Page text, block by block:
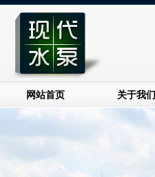
网站首页 关于我们